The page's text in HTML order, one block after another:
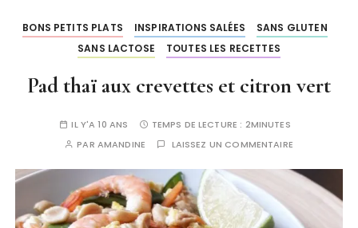
BONS PETITS PLATS INSPIRATIONS SALÉES
SANS GLUTEN
SANS LACTOSE
TOUTES LES RECETTES
Pad thaï aux crevettes et citron vert
IL Y'A 10 ANS TEMPS DE LECTURE : 2MINUTES
PAR AMANDINE LAISSEZ UN COMMENTAIRE